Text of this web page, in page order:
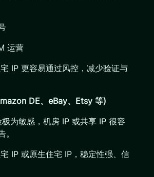
运营
IP 更容易通过风控，减少验证与
DE、eBay、Etsy 等)
为敏感，机房 IP 或共享 IP 很容
IP 或原生住宅 IP，稳定性强、信